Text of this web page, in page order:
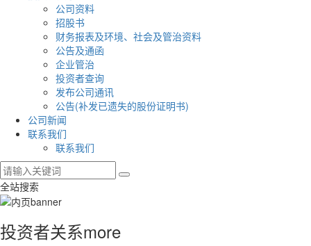
公司资料
招股书
财务报表及环境、社会及管治资料
公告及通函
企业管治
投资者查询
发布公司通讯
公告(补发已遗失的股份证明书)
公司新闻
联系我们
联系我们
全站搜索
投资者关系more